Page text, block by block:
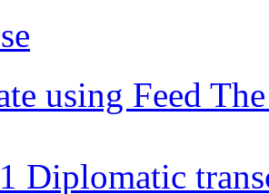
using Feed
Diplomatic